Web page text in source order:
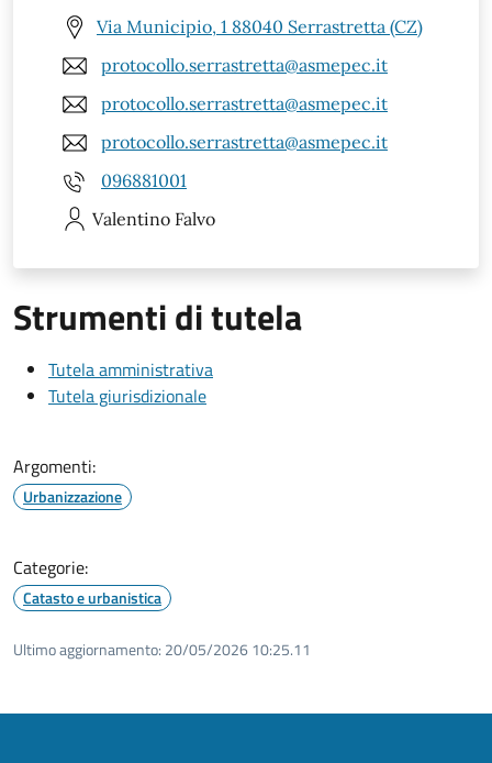
Via Municipio, 1 88040 Serrastretta (CZ)
protocollo.serrastretta@asmepec.it
protocollo.serrastretta@asmepec.it
protocollo.serrastretta@asmepec.it
096881001
Valentino Falvo
Strumenti di tutela
Tutela amministrativa
Tutela giurisdizionale
Argomenti:
Urbanizzazione
Categorie:
Catasto e urbanistica
Ultimo aggiornamento: 20/05/2026 10:25.11